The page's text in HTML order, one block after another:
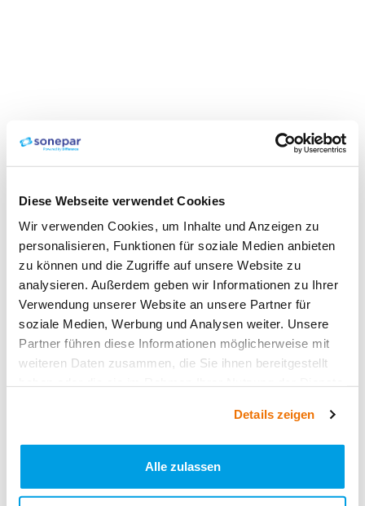
Diese Webseite verwendet Cookies
Wir verwenden Cookies, um Inhalte und Anzeigen zu
personalisieren, Funktionen für soziale Medien anbieten
zu können und die Zugriffe auf unsere Website zu
analysieren. Außerdem geben wir Informationen zu Ihrer
Verwendung unserer Website an unsere Partner für
soziale Medien, Werbung und Analysen weiter. Unsere
Partner führen diese Informationen möglicherweise mit
weiteren Daten zusammen, die Sie ihnen bereitgestellt
Details zeigen
Alle zulassen